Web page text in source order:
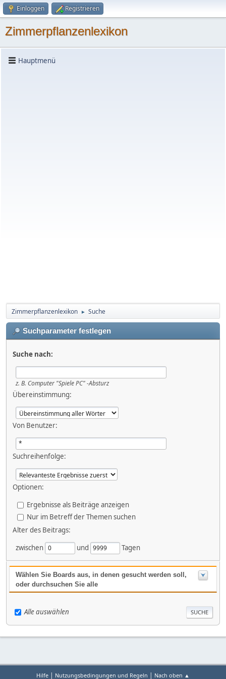
Einloggen Registrieren
Zimmerpflanzenlexikon
Hauptmenü
Zimmerpflanzenlexikon ► Suche
Suchparameter festlegen
Suche nach:
z. B. Computer "Spiele PC" -Absturz
Übereinstimmung:
Von Benutzer:
Suchreihenfolge:
Optionen:
Ergebnisse als Beiträge anzeigen
Nur im Betreff der Themen suchen
Alter des Beitrags:
zwischen
und Tagen
Wählen Sie Boards aus, in denen gesucht werden soll,
oder durchsuchen Sie alle
Alle auswählen
Hilfe | Nutzungsbedingungen und Regeln | Nach oben ▲